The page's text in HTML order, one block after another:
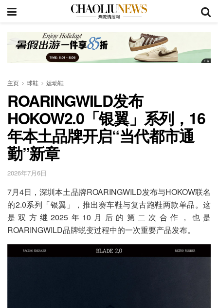
主页 球鞋 运动鞋
ROARINGWILD发布
HOKOW2.0「银翼」系列，16
年本土品牌开启“当代都市通
勤”新章
2026年7月6日
7月4日，深圳本土品牌ROARINGWILD发布与HOKOW联名
的2.0系列「银翼」，推出赛车鞋与复古跑鞋两款单品。这
是双方继2025年10月后的第二次合作，也是
ROARINGWILD品牌蜕变过程中的一次重要产品发布。